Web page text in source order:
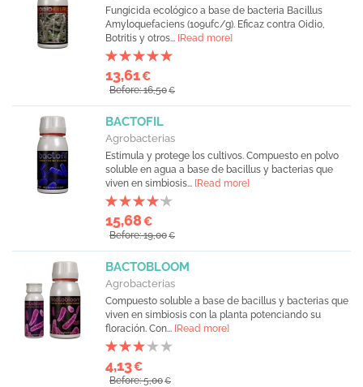
Fungicida ecológico a base de bacteria Bacillus
Amyloquefaciens (109ufc/g). Eficaz contra Oidio,
Botritis y otros... [Read more]
13,61€
Before: 16,50€
BACTOFIL
Agrobacterias
Estimula y protege los cultivos. Compuesto en polvo
soluble en agua a base de bacillus y bacterias que
viven en simbiosis... [Read more]
15,68€
Before: 19,00€
BACTOBLOOM
Agrobacterias
Compuesto soluble a base de bacillus y bacterias que
viven en simbiosis con la planta potenciando su
floración. Con... [Read more]
4,13€
Before: 5,00€